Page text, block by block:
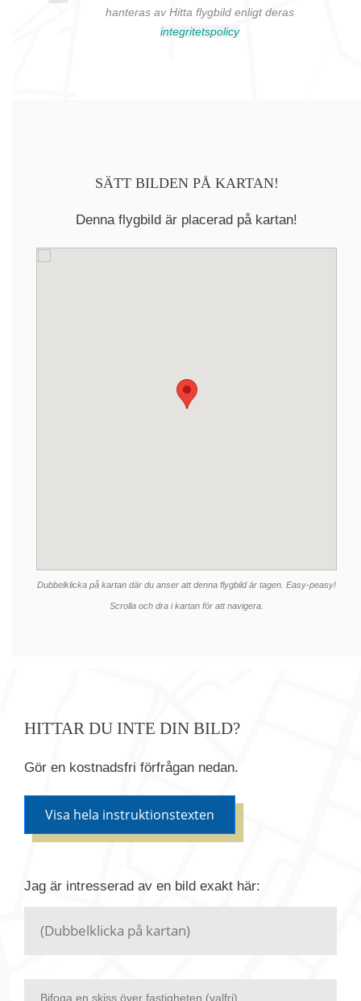
hanteras av Hitta flygbild enligt deras
integritetspolicy
SÄTT BILDEN PÅ KARTAN!
Denna flygbild är placerad på kartan!
Dubbelklicka på kartan där du anser att denna flygbild är tagen. Easy-peasy!
Scrolla och dra i kartan för att navigera.
HITTAR DU INTE DIN BILD?
Gör en kostnadsfri förfrågan nedan.
Visa hela instruktionstexten
förfrågan. Vi har flera miljoner bilder i vårt arkiv
Jag är intresserad av en bild exakt här:
Bifoga en skiss över fastigheten (valfri)